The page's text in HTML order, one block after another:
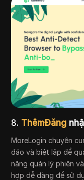
8. ThêmĐăng
MoreLogin chuyên
đáo và biệt lập để
năng quản lý phiên
hợp dễ dàng để sử